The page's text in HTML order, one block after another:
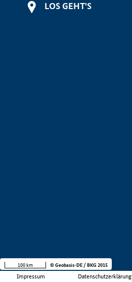
LOS GEHT'S
Impressum Datenschutzerklärung
100 km © Geobasis-DE / BKG 2015